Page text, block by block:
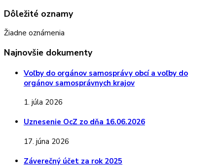
Dôležité oznamy
Žiadne oznámenia
Najnovšie dokumenty
Voľby do orgánov samosprávy obcí a voľby do
orgánov samosprávnych krajov
1. júla 2026
Uznesenie OcZ zo dňa 16.06.2026
17. júna 2026
Záverečný účet za rok 2025